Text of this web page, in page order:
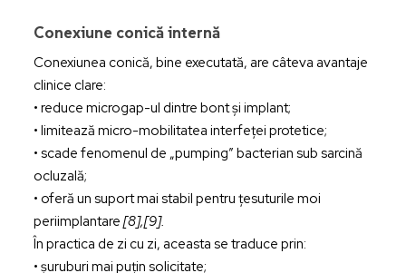
Conexiune conică internă
Conexiunea conică, bine executată, are câteva avantaje
clinice clare:
• reduce microgap-ul dintre bont și implant;
• limitează micro-mobilitatea interfeței protetice;
• scade fenomenul de „pumping” bacterian sub sarcină
ocluzală;
• oferă un suport mai stabil pentru țesuturile moi
periimplantare[8],[9].
În practica de zi cu zi, aceasta se traduce prin:
• șuruburi mai puțin solicitate;